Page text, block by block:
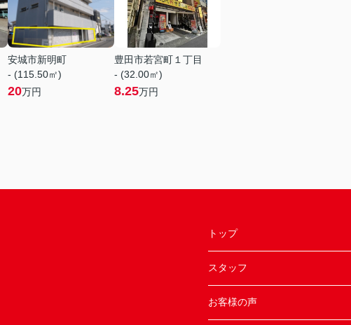
安城市新明町
- (115.50㎡)
20万円
豊田市若宮町１丁目
- (32.00㎡)
8.25万円
トップ
スタッフ
お客様の声